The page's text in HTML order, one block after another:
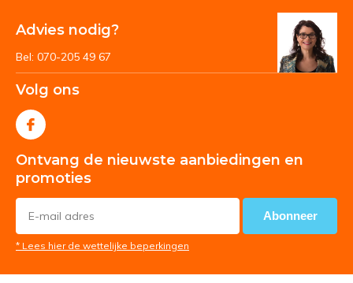
Advies nodig?
Bel: 070-205 49 67
Volg ons
Ontvang de nieuwste aanbiedingen en
promoties
Abonneer
* Lees hier de wettelijke beperkingen